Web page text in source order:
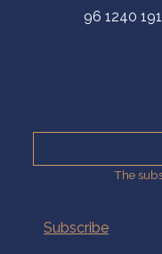
96 1240
The